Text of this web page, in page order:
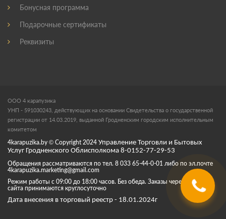
Бонусная программа
Подарочные сертификаты
Реквизиты
ООО 4 карапузика
УНП - 591030243, действующих на основании Свидетельства о государственной
регистрации от 14.03.2019, выданной Гродненским городским исполнительным
комитетом
4karapuzika.by © Copyright 2024 Управление Торговли и Бытовых
Услуг Гродненского Облисполкома 8-0152-77-29-53
Обращения рассматриваются по тел. 8 033 65-44-0-01 либо по эл.почте
4karapuzika.marketing@gmail.com
Режим работы с 09:00 до 18:00 часов. Без обеда. Заказы через корзину
сайта принимаются круглосуточно
Дата внесения в торговый реестр - 18.01.2024г